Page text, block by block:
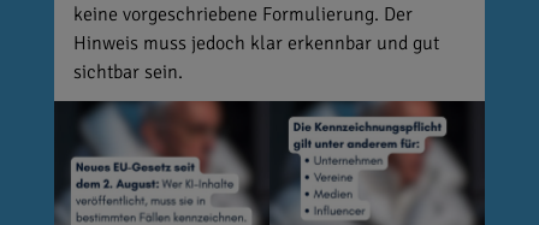
keine vorgeschriebene Formulierung. Der
Hinweis muss jedoch klar erkennbar und gut
sichtbar sein.